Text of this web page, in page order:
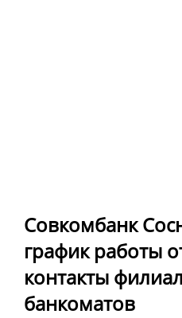
Совкомбанк
график работы
контакты
банкоматов